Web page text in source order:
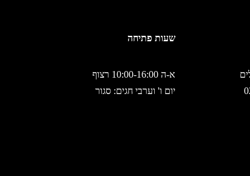
שעות פתיחה
א-ה 10:00-16:00 רצוף
יום ו' וערבי חגים: סגור